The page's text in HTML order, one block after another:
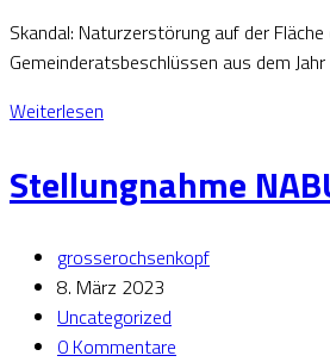
Skandal: Naturzerstörung auf der
Gemeinderatsbeschlüssen aus dem
Weiterlesen
Stellungnahme
grosserochsenkopf
8. März 2023
Uncategorized
0 Kommentare